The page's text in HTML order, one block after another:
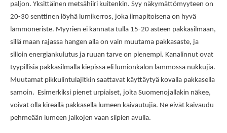
paljon. Yksittäinen metsähiiri kuitenkin. Syy näkymättömyyteen on
20-30 senttinen löyhä lumikerros, joka ilmapitoisena on hyvä
lämmöneriste. Myyrien ei kannata tulla 15-20 asteen pakkasilmaan,
sillä maan rajassa hangen alla on vain muutama pakkasaste, ja
silloin energiankulutus ja ruuan tarve on pienempi. Kanalinnut ovat
tyypillisiä pakkasilmalla kiepissä eli lumionkalon lämmössä nukkujia.
Muutamat pikkulintulajitkin saattavat käyttäytyä kovalla pakkasella
samoin. Esimerkiksi pienet urpiaiset, joita Suomenojallakin näkee,
voivat olla kireällä pakkasella lumeen kaivautujia. Ne eivät kaivaudu
pehmeään lumeen jalkojen vaan siipien avulla.